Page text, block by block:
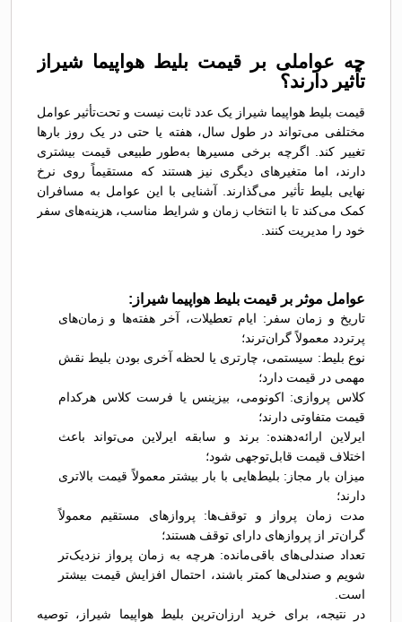
چه عواملی بر قیمت بلیط هواپیما شیراز
تأثیر دارند؟
قیمت بلیط هواپیما شیراز یک عدد ثابت نیست و تحت‌تأثیر عوامل
مختلفی می‌تواند در طول سال، هفته یا حتی در یک روز بارها
تغییر کند. اگرچه برخی مسیرها به‌طور طبیعی قیمت بیشتری
دارند، اما متغیرهای دیگری نیز هستند که مستقیماً روی نرخ
نهایی بلیط تأثیر می‌گذارند. آشنایی با این عوامل به مسافران
کمک می‌کند تا با انتخاب زمان و شرایط مناسب، هزینه‌های سفر
خود را مدیریت کنند.
عوامل موثر بر قیمت بلیط هواپیما شیراز:
تاریخ و زمان سفر: ایام تعطیلات، آخر هفته‌ها و زمان‌های
پرتردد معمولاً گران‌ترند؛
نوع بلیط: سیستمی، چارتری یا لحظه آخری بودن بلیط نقش
مهمی در قیمت دارد؛
کلاس پروازی: اکونومی، بیزینس یا فرست کلاس هرکدام
قیمت متفاوتی دارند؛
ایرلاین ارائه‌دهنده: برند و سابقه ایرلاین می‌تواند باعث
اختلاف قیمت قابل‌توجهی شود؛
میزان بار مجاز: بلیط‌هایی با بار بیشتر معمولاً قیمت بالاتری
دارند؛
مدت زمان پرواز و توقف‌ها: پروازهای مستقیم معمولاً
گران‌تر از پروازهای دارای توقف هستند؛
تعداد صندلی‌های باقی‌مانده: هرچه به زمان پرواز نزدیک‌تر
شویم و صندلی‌ها کمتر باشند، احتمال افزایش قیمت بیشتر
است.
در نتیجه، برای خرید ارزان‌ترین بلیط هواپیما شیراز، توصیه